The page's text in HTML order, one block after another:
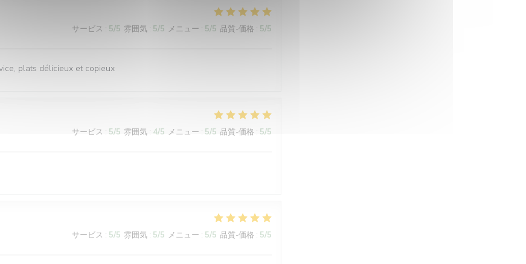
サービス : 5/5 雰囲気 : 5/5 メニュー : 5/5 品質-価格 : 5/5
plats délicieux et copieux
サービス : 5/5 雰囲気 : 4/5 メニュー : 5/5 品質-価格 : 5/5
サービス : 5/5 雰囲気 : 5/5 メニュー : 5/5 品質-価格 : 5/5